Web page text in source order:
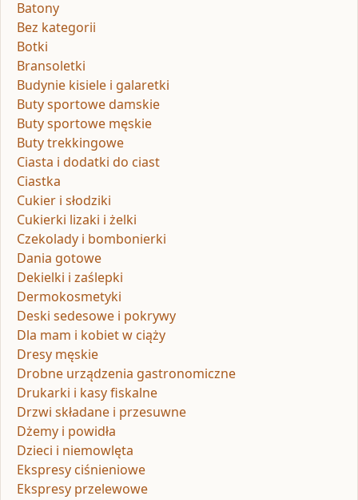
Batony
Bez kategorii
Botki
Bransoletki
Budynie kisiele i galaretki
Buty sportowe damskie
Buty sportowe męskie
Buty trekkingowe
Ciasta i dodatki do ciast
Ciastka
Cukier i słodziki
Cukierki lizaki i żelki
Czekolady i bombonierki
Dania gotowe
Dekielki i zaślepki
Dermokosmetyki
Deski sedesowe i pokrywy
Dla mam i kobiet w ciąży
Dresy męskie
Drobne urządzenia gastronomiczne
Drukarki i kasy fiskalne
Drzwi składane i przesuwne
Dżemy i powidła
Dzieci i niemowlęta
Ekspresy ciśnieniowe
Ekspresy przelewowe